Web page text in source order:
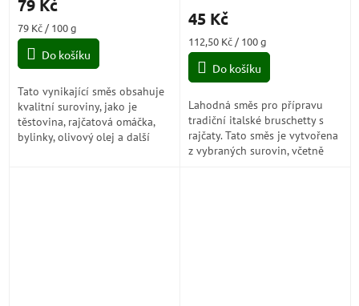
produktu
5,0
5
79 Kč
Měrná
cena:
79 Kč / 100 g
Do košíku
Tato vynikající směs obsahuje
kvalitní suroviny, jako je
těstovina, rajčatová omáčka,
bylinky, olivový olej a další
45 Kč
Měrná
cena:
112,50 Kč / 100 g
Do košíku
Lahodná směs pro přípravu
tradiční italské bruschetty s
rajčaty. Tato směs je vytvořena
z vybraných surovin, včetně